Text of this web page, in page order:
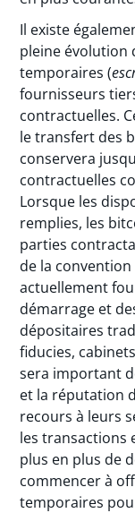
Il existe
pleine évolution
temporaires (
fournisseurs
contractuelles.
le transfert des
conservera
contractuelles
Lorsque les
remplies, les
parties
de la
actuellement
démarrage et
dépositaires
fiducies,
sera important
et la réputation
recours à leurs
les transactions
plus en plus de
commencer à
temporaires